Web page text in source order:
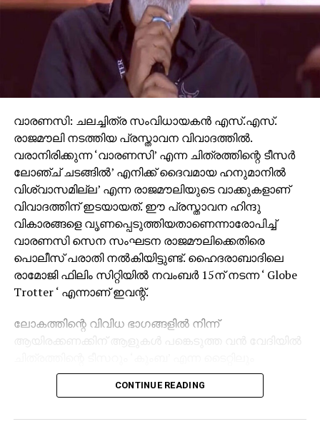
വാരണസി: ചലച്ചിത്ര സംവിധായകന്‍ എസ്.എസ്.
രാജമൗലി നടത്തിയ പ്രസ്താവന വിവാദത്തില്‍.
വരാനിരിക്കുന്ന ‘വാരണസി’ എന്ന ചിത്രത്തിന്റെ ടീസര്‍
ലോഞ്ച് ചടങ്ങില്‍’ എനിക്ക് ദൈവമായ ഹനുമാനില്‍
വിശ്വാസമില്ല’ എന്ന രാജമൗലിയുടെ വാക്കുകളാണ്
വിവാദത്തിന് ഇടയായത്. ഈ പ്രസ്താവന ഹിന്ദു
വികാരങ്ങളെ വൃണപ്പെടുത്തിയതാണെന്നാരോപിച്ച്
വാരണസി സെന സംഘടന രാജമൗലിക്കെതിരെ
പൊലീസ് പരാതി നല്‍കിയിട്ടുണ്ട്. ഹൈദരാബാദിലെ
രാമോജി ഫിലിം സിറ്റിയില്‍ നവംബര്‍ 15ന് നടന്ന ‘ Globe
Trotter ‘ എന്നാണ് ഇവന്റ്.
ലോകത്തിന്റെ വിവിധ ഭാഗങ്ങളില്‍ നിന്ന്
ആയിരക്കണക്കിന് ആളുകള്‍ പങ്കെടുത്ത വന്‍ വേദിയില്‍
പുറത്തിറക്കിയിരുന്നു. സാങ്കേതിക പ്രശ്‌നങ്ങള്‍ നേരിട്ട
സമയത്താണ് രാജമൗലി വിവാദമായി മാറിയ പ്രസ്താവന
CONTINUE READING